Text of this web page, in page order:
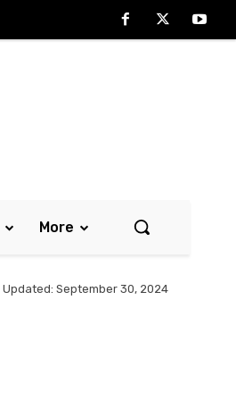
More
Updated: September 30, 2024